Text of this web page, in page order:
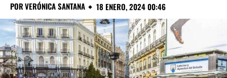
PORVERÓNICA SANTANA 18 ENERO, 2024 00:46